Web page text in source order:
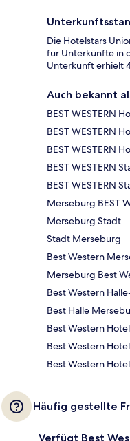
Die Hotelstars
für Unterkünfte in
Unterkunft erhielt
Auch bekannt
BEST WESTERN
BEST WESTERN
BEST WESTERN
BEST WESTERN
BEST WESTERN
Merseburg BEST
Merseburg Stadt
Stadt Merseburg
Best Western
Merseburg Best
Best Western
Best Halle
Best Western
Best Western
Best Western
Häufig gestellte
Verfügt Best